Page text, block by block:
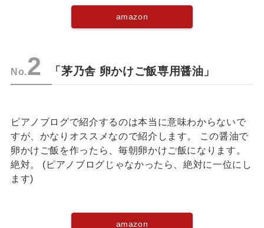
amazon
No.2 「茅乃舎 卵かけご飯専用醤油」
ピアノブログで紹介するのは本当に意味わからないで
すが、かなりオススメなので紹介します。 この醤油で
卵かけご飯を作ったら、毎朝卵かけご飯になります。
絶対。 (ピアノブログじゃなかったら、絶対に一位にし
ます)
amazon